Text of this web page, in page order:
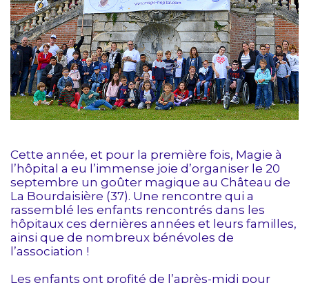
Cette année, et pour la première fois, Magie à
l’hôpital a eu l’immense joie d’organiser le 20
septembre un goûter magique au Château de
La Bourdaisière (37). Une rencontre qui a
rassemblé les enfants rencontrés dans les
hôpitaux ces dernières années et leurs familles,
ainsi que de nombreux bénévoles de
l’association !
Les enfants ont profité de l’après-midi pour